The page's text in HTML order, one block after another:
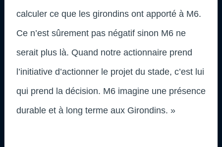
calculer ce que les girondins ont apporté à M6.
Ce n’est sûrement pas négatif sinon M6 ne
serait plus là. Quand notre actionnaire prend
l’initiative d’actionner le projet du stade, c’est lui
qui prend la décision. M6 imagine une présence
durable et à long terme aux Girondins. »